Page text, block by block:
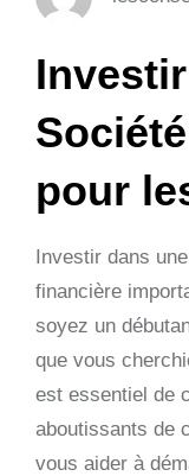
pour
Investir dans
financière
soyez un
que vous
est essentiel de
aboutissants de
vous aider à